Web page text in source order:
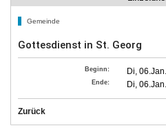
Gemeinde
Gottesdienst in St. Georg
Beginn: Di,
Ende: Di,
Zurück